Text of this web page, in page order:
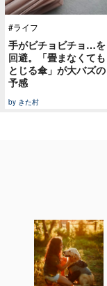
#ライフ
手がビチョビチョ…を
回避。「畳まなくても
とじる傘」が大バズの
予感
by きた村